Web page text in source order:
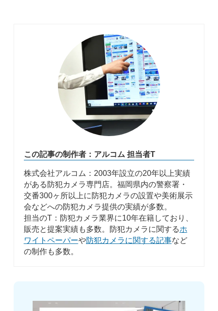
この記事の制作者：アルコム 担当者T
株式会社アルコム：2003年設立の20年以上実績
がある防犯カメラ専門店。福岡県内の警察署・
交番300ヶ所以上に防犯カメラの設置や美術展示
会などへの防犯カメラ提供の実績が多数。
担当のT：防犯カメラ業界に10年在籍しており、
販売と提案実績も多数。防犯カメラに関するホ
ワイトペーパーや防犯カメラに関する記事など
の制作も多数。